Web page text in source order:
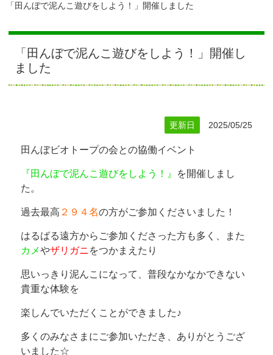
「田んぼで泥んこ遊びをしよう！」開催しました
「田んぼで泥んこ遊びをしよう！」開催し
ました
更新日 2025/05/25
田んぼビオトープの会との協働イベント
『田んぼで泥んこ遊びをしよう！』 を開催しまし
た。
過去最高 ２９４名の方がご参加くださいました！
はるばる遠方からご参加くださった方も多く、また
カメやザリガニをつかまえたり
思いっきり泥んこになって、普段なかなかできない
貴重な体験を
楽しんでいただくことができました♪
多くのみなさまにご参加いただき、ありがとうござ
いました☆